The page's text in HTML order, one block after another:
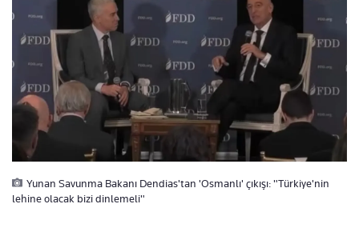
Yunan Savunma Bakanı Dendias'tan 'Osmanlı' çıkışı: "Türkiye'nin
lehine olacak bizi dinlemeli"